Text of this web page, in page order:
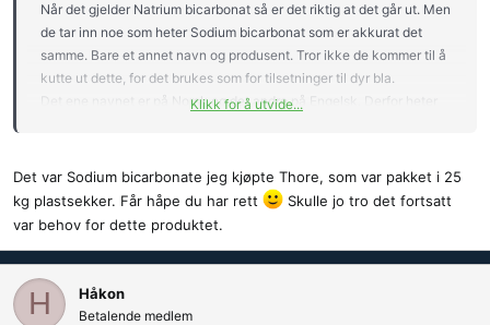
Når det gjelder Natrium bicarbonat så er det riktig at det går ut. Men
de tar inn noe som heter Sodium bicarbonat som er akkurat det
samme. Bare et annet navn og produsent. Tror ikke de kommer til å
kutte ut dette, for det brukes som for tilsetninger til dyr bla.
Det ene navnet er på Norsk og det andre på Engelsk. Derfor heter
Klikk for å utvide...
Det var Sodium bicarbonate jeg kjøpte Thore, som var pakket i 25
kg plastsekker. Får håpe du har rett
Skulle jo tro det fortsatt
var behov for dette produktet.
H Håkon
Betalende medlem